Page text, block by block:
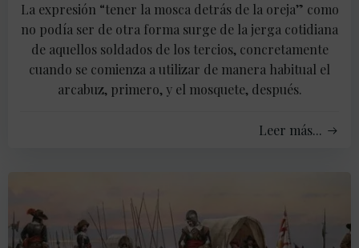
La expresión “tener la mosca detrás de la oreja” como
no podía ser de otra forma surge de la jerga cotidiana
de aquellos soldados de los tercios, concretamente
cuando se comienza a utilizar de manera habitual el
arcabuz, primero, y el mosquete, después.
Leer más...